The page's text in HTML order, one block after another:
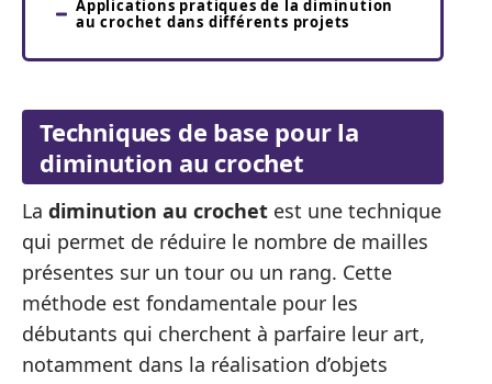
Applications pratiques de la diminution
au crochet dans différents projets
Techniques de base pour la
diminution au crochet
La diminution au crochet est une technique
qui permet de réduire le nombre de mailles
présentes sur un tour ou un rang. Cette
méthode est fondamentale pour les
débutants qui cherchent à parfaire leur art,
notamment dans la réalisation d’objets